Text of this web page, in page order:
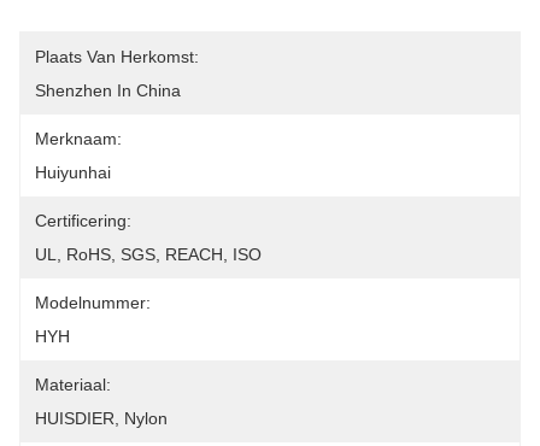
Plaats Van Herkomst:
Shenzhen In China
Merknaam:
Huiyunhai
Certificering:
UL, RoHS, SGS, REACH, ISO
Modelnummer:
HYH
Materiaal:
HUISDIER, Nylon